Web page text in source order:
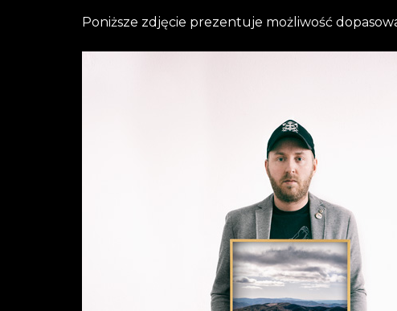
Poniższe zdjęcie prezentuje możliwość